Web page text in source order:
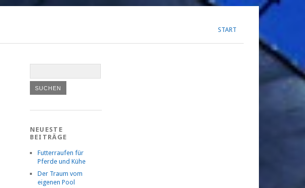
START
NEUESTE
BEITRÄGE
Futterraufen für
Pferde und Kühe
Der Traum vom
eigenen Pool